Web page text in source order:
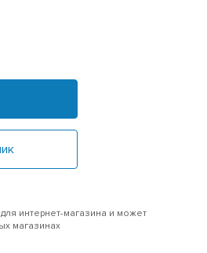
интернет-магазина и может
магазинах